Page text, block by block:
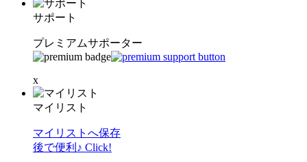
サポート
プレミアムサポーター
x
マイリスト
マイリストへ保存
後で便利♪ Click!